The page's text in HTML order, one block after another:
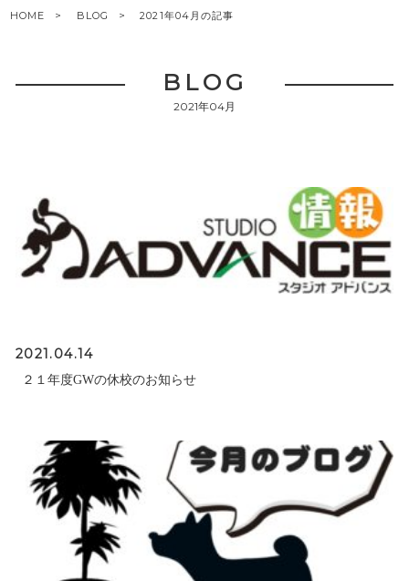
BLOG
2021年04月
HOME BLOG 2021年04月の記事
2021.04.14
２１年度GWの休校のお知らせ